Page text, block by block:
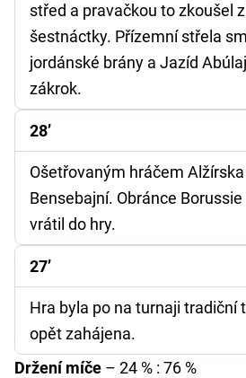
střed a pravačkou to zkoušel
šestnáctky. Přízemní střela
jordánské brány a Jazíd
zákrok.
28’
Ošetřovaným hráčem
Bensebajní. Obránce
vrátil do hry.
27’
Hra byla po na turnaji tradiční
opět zahájena.
Držení míče – 24 % : 76 %